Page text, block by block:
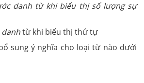
danh từ khi biểu thị số lượng sự
danhtừ khi biểu thị thứ tự
sung ý nghĩa cho loại từ nào dưới